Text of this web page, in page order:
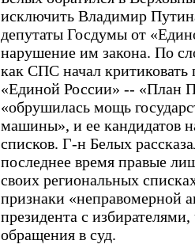
исключить Владимир
депутаты Госдумы от
нарушение им закона. По
как СПС начал
«Единой России» -- «План
«обрушилась мощь
машины», и ее кандидатов
списков. Г-н Белых
последнее время правые
своих региональных
признаки «неправомерной
президента с
обращения в суд.